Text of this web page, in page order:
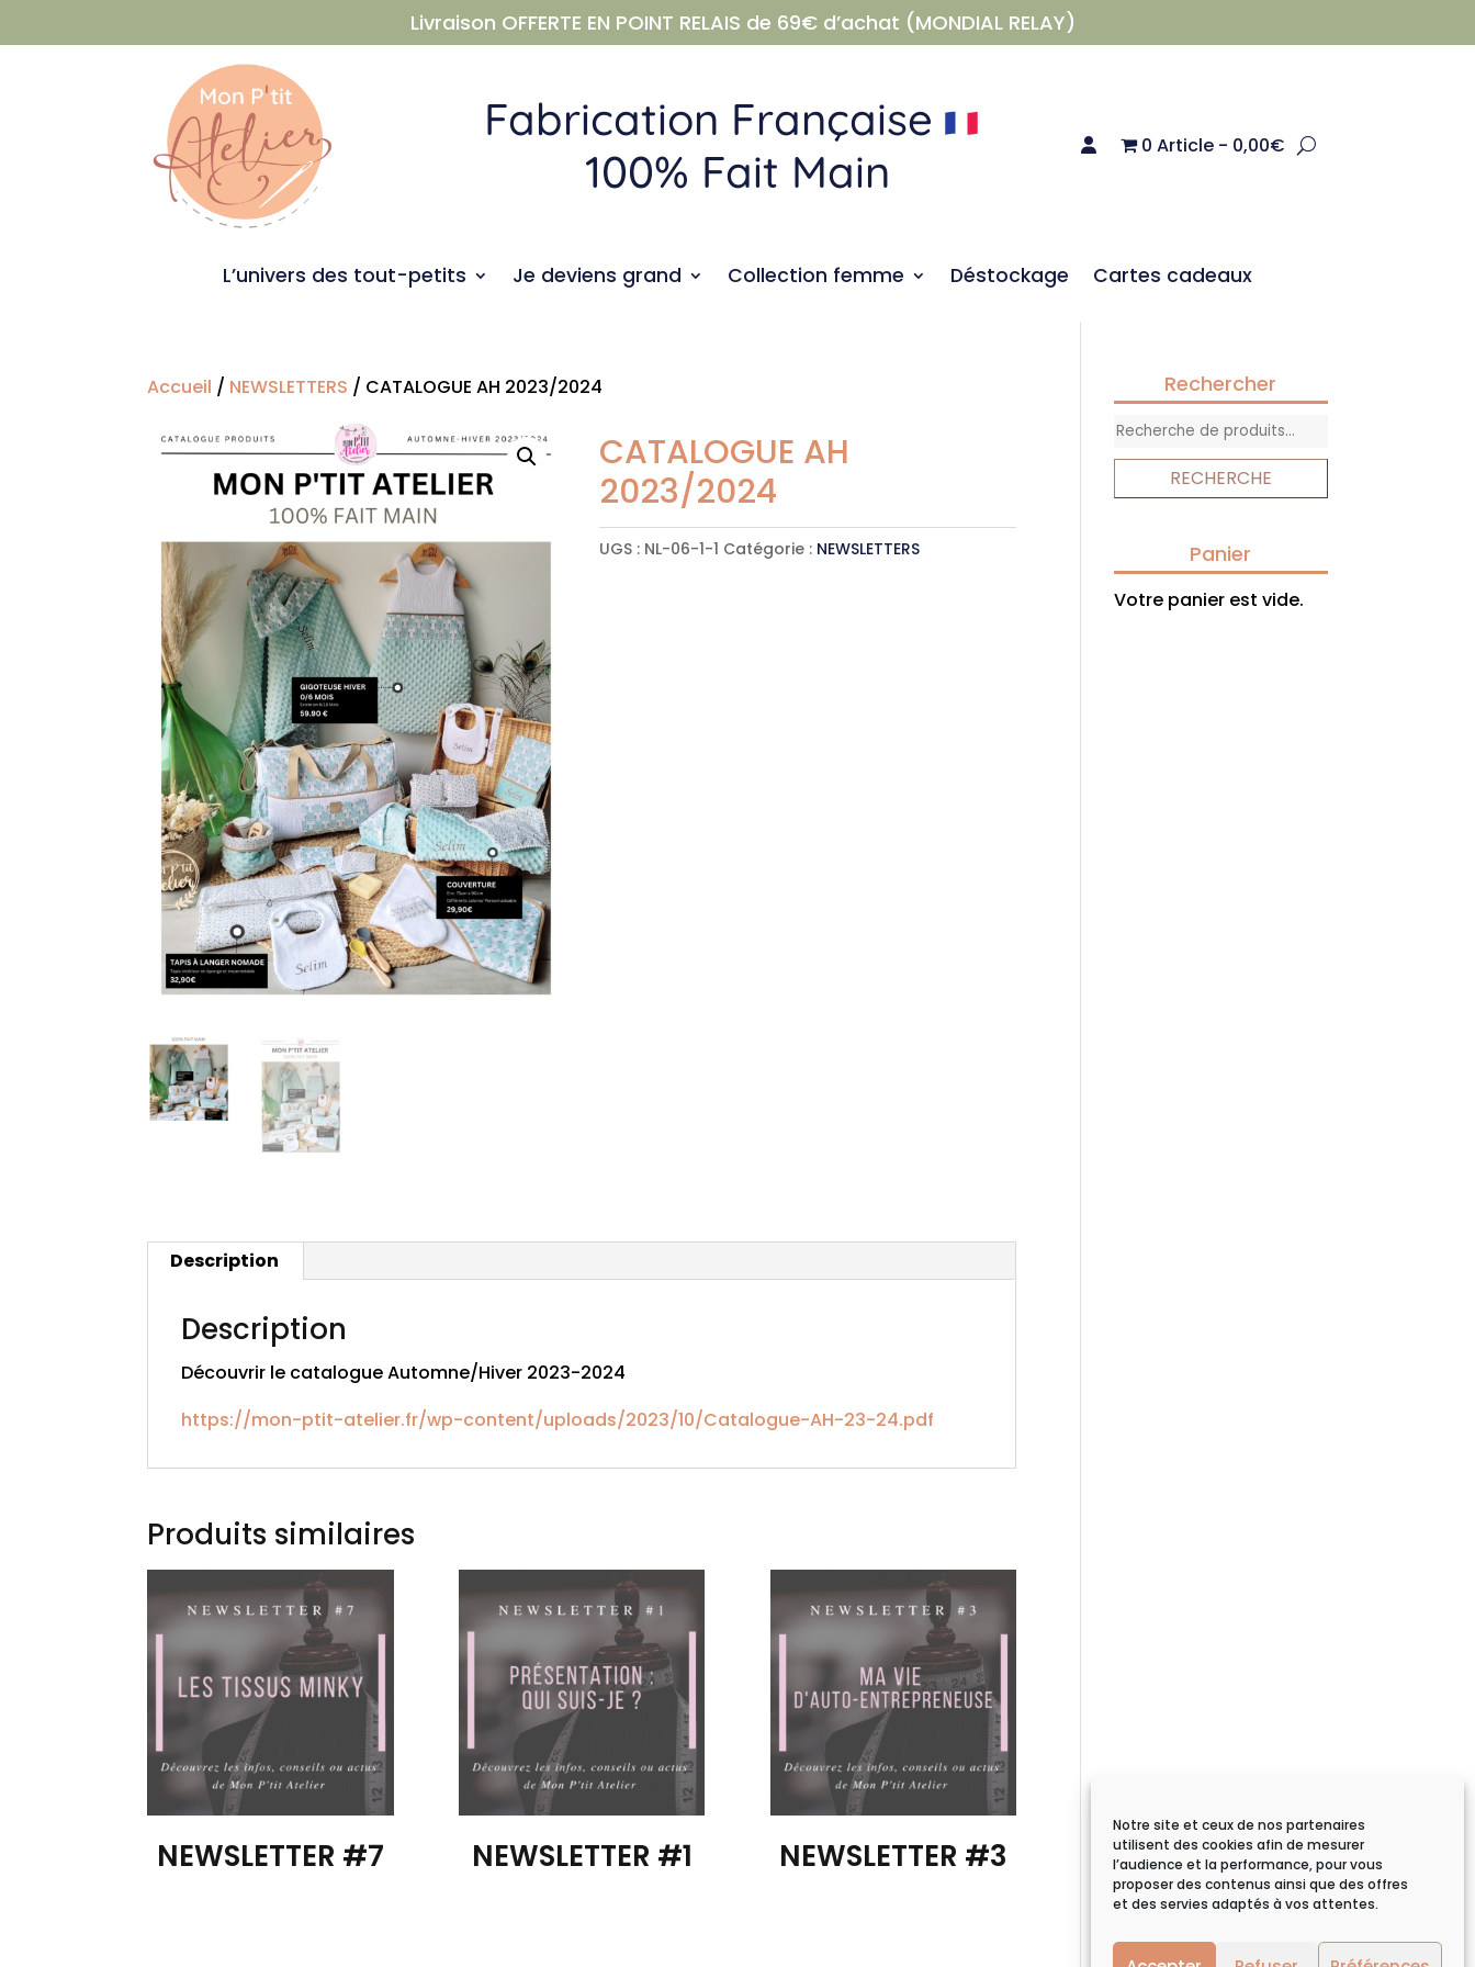
Notre site et ceux de nos partenaires
utilisent des cookies afin de mesurer
l’audience et la performance, pour vous
proposer des contenus ainsi que des offres
et des servies adaptés à vos attentes.
Livraison OFFERTE EN POINT RELAIS de 69€ d’achat (MONDIAL RELAY)
Fabrication Française
100% Fait Main
0 Article 0,00€
L’univers des tout-petits Je deviens grand Collection femme Déstockage Cartes cadeaux
Accueil / NEWSLETTERS / CATALOGUE AH 2023/2024
CATALOGUE AH
2023/2024
UGS : NL-06-1-1 Catégorie : NEWSLETTERS
Description
Description
Découvrir le catalogue Automne/Hiver 2023-2024
https://mon-ptit-atelier.fr/wp-content/uploads/2023/10/Catalogue-AH-23-24.pdf
Produits similaires
NEWSLETTER #7 NEWSLETTER #1 NEWSLETTER #3
Rechercher
Recherche
pour :
RECHERCHE
Panier
Votre panier est vide.